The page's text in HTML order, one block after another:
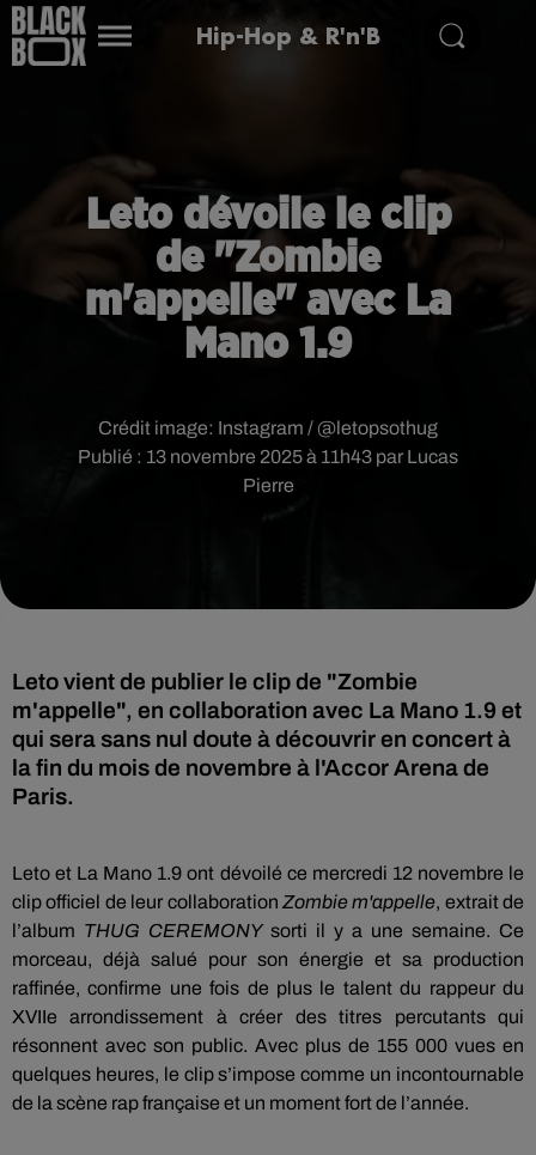
Hip-Hop & R'n'B
Leto dévoile le clip
de "Zombie
m'appelle" avec La
Mano 1.9
Publié : 13 novembre 2025 à 11h43 par Lucas
Pierre
Crédit image: Instagram / @letopsothug
Leto vient de publier le clip de "Zombie
m'appelle", en collaboration avec La Mano 1.9 et
qui sera sans nul doute à découvrir en concert à
la fin du mois de novembre à l'Accor Arena de
Paris.
Leto et La Mano 1.9 ont dévoilé ce mercredi 12 novembre le
clip officiel de leur collaboration Zombie m'appelle, extrait de
l’album THUG CEREMONYsorti il y a une semaine. Ce
morceau, déjà salué pour son énergie et sa production
raffinée, confirme une fois de plus le talent du rappeur du
XVIIe arrondissement à créer des titres percutants qui
résonnent avec son public. Avec plus de 155 000 vues en
quelques heures, le clip s’impose comme un incontournable
de la scène rap française et un moment fort de l’année.